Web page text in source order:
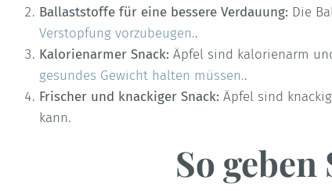
Ballaststoffe für eine bessere Verdauung: Die
Verstopfung vorzubeugen..
Kalorienarmer Snack: Äpfel sind kalorienarm
gesundes Gewicht halten müssen..
Frischer und knackiger Snack: Äpfel sind
kann.
So